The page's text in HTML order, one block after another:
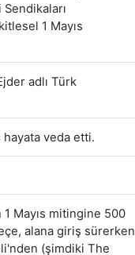
1 Mayıs
adlı Türk
hayata veda etti.
1 Mayıs mitingine 500
alana giriş sürerken
(şimdiki The